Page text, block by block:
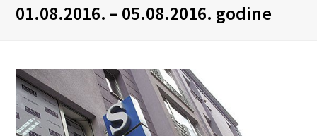
01.08.2016. – 05.08.2016. godine